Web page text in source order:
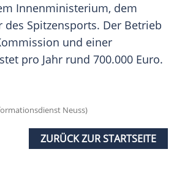
Innenministerium, dem
des Spitzensports. Der Betrieb
und einer
pro Jahr rund 700.000 Euro.
Neuss)
ZURÜCK ZUR STARTSEITE